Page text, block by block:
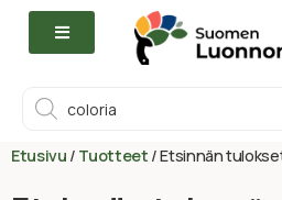
Etusivu / Tuotteet / Etsinnän